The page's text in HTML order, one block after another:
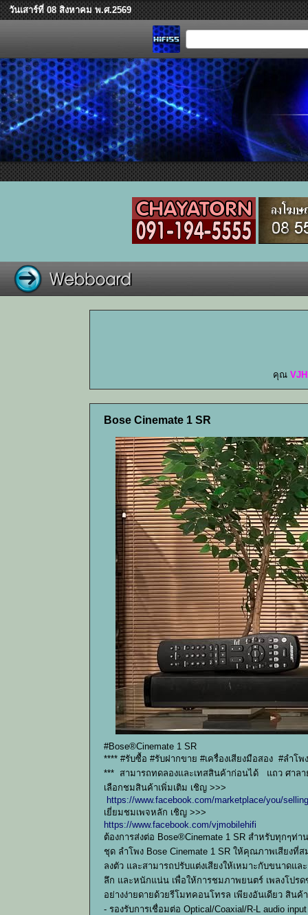
วันเสาร์ที่ 08 สิงหาคม พ.ศ.2569
คุณ
Bose Cinemate 1 SR
#Bose®Cinemate 1 SR
**** #รับซื้อ #รับฝากขาย #เครื่องเสียงมือสอง #ลำ
*** สามารถทดลองและเทสสินค้าก่อนได้ แถว ศาลา
เลือกชมสินค้าเพิ่มเติม เชิญ >>>
https://www.facebook.com/marketplace/you/
เยี่ยมชมเพจหลัก เชิญ >>>
https://www.facebook.com/vjmobilehifi
ต้องการส่งต่อ Bose®Cinemate 1 SR สำหรับทุกๆ
ชุด ลำโพง Bose Cinemate 1 SR ให้คุณภาพเสียงที่
ลงตัว และสามารถปรับแต่งเสียงให้เหมาะกับขนาดแ
ลึก และหนักแน่น เพื่อให้การชมภาพยนตร์ เพลงโปร
อย่างง่ายดายด้วยรีโมทคอนโทรล เพียงอันเดียว สิน
- รองรับการเชื่อมต่อ Optical/Coaxial/R-L audio input